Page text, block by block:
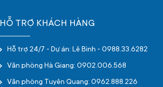
HỖ TRỢ KHÁCH HÀNG
Hỗ trợ 24/7 - Dự án: Lê Bình - 0988.33.6282
Văn phòng Hà Giang: 0902.006.568
Văn phòng Tuyên Quang: 0962.888.226